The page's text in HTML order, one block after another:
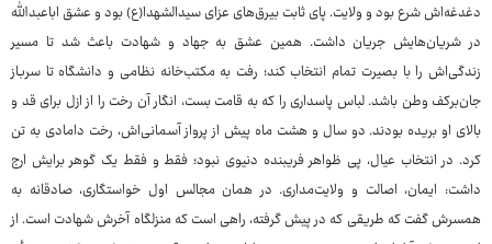
دغدغه‌اش شرع بود و ولایت. پای ثابت بیرق‌های عزای سیدالشهدا(ع) بود و عشق اباعبدالله
در شریان‌هایش جریان داشت. همین عشق به جهاد و شهادت باعث شد تا مسیر
زندگی‌اش را با بصیرت تمام انتخاب کند؛ رفت به مکتب‌خانه نظامی و دانشگاه تا سرباز
جان‌برکف وطن باشد. لباس پاسداری را که به قامت بست، انگار آن رخت را از ازل برای قد و
بالای او بریده بودند. دو سال و هشت ماه پیش از پرواز آسمانی‌اش، رخت دامادی به تن
کرد. در انتخاب عیال، پی ظواهر فریبنده دنیوی نبود؛ فقط و فقط یک گوهر برایش ارج
داشت: ایمان، اصالت و ولایت‌مداری. در همان مجالس اول خواستگاری، صادقانه به
همسرش گفت که طریقی که در پیش گرفته، راهی است که منزلگاه آخرش شهادت است. از